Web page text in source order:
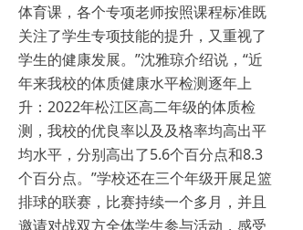
体育课，各个专项老师按照课程标准既
关注了学生专项技能的提升，又重视了
学生的健康发展。”沈雅琼介绍说，“近
年来我校的体质健康水平检测逐年上
升：2022年松江区高二年级的体质检
测，我校的优良率以及及格率均高出平
均水平，分别高出了5.6个百分点和8.3
个百分点。”学校还在三个年级开展足篮
排球的联赛，比赛持续一个多月，并且
邀请对战双方全体学生参与活动，感受